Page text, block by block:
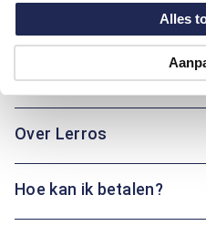
Alles
gelegenheid. Of je nu naar
plant: dit kledingstuk biedt
Maatinformatie
Over Lerros
Hoe kan ik betalen?